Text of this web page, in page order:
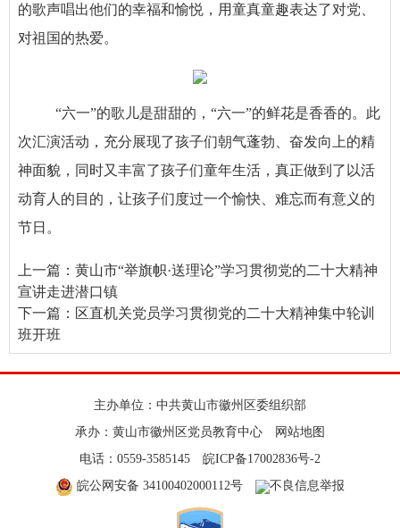
的歌声唱出他们的幸福和愉悦，用童真童趣表达了对党、
对祖国的热爱。
“六一”的歌儿是甜甜的，“六一”的鲜花是香香的。此
次汇演活动， 充分展现了孩子们朝气蓬勃、奋发向上的精
神面貌，同时又丰富了孩子们童年生活，真正做到了以活
动育人的目的，让孩子们度过一个愉快、难忘而有意义的
节日。
上一篇： 黄山市“举旗帜·送理论”学习贯彻党的二十大精神
宣讲走进潜口镇
下一篇： 区直机关党员学习贯彻党的二十大精神集中轮训
班开班
主办单位：中共黄山市徽州区委组织部
承办：黄山市徽州区党员教育中心
网站地图
电话：0559-3585145
皖ICP备17002836号-2
皖公网安备 34100402000112号
不良信息举报